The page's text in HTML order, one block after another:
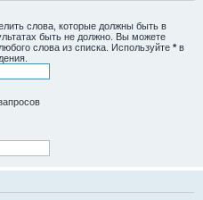
слова, которые должны быть в
быть не должно. Вы можете
слова из списка. Используйте * в